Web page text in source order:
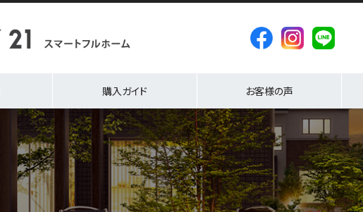
購入ガイド お客様の声